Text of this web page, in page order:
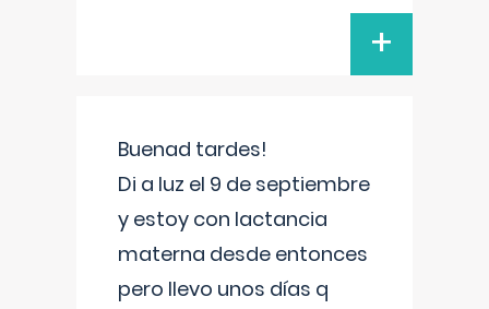
+
Buenad tardes!
Di a luz el 9 de septiembre
y estoy con lactancia
materna desde entonces
pero llevo unos días q